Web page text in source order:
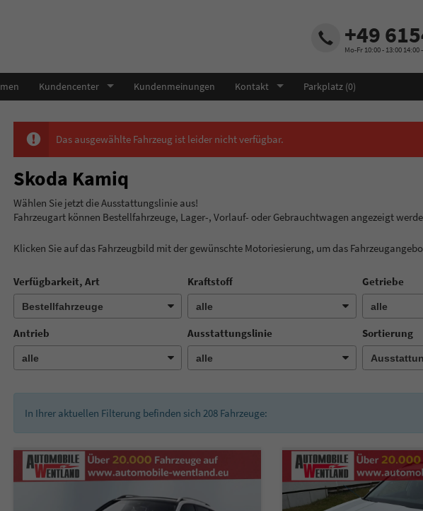
+49
Mo-Fr 10:00 - 13:00
Kundencenter Kundenmeinungen Kontakt Parkplatz (0)
Das ausgewählte Fahrzeug ist leider nicht verfügbar.
Skoda Kamiq
Wählen Sie jetzt die Ausstattungslinie
Fahrzeugart können Bestellfahrzeuge, Lager-, Vorlauf- oder Gebrauchtwagen angezeigt
Klicken Sie auf das Fahrzeugbild mit der gewünschte Motoriesierung, um das
Verfügbarkeit, Art Kraftstoff Getriebe
Antrieb Ausstattungslinie Sortierung
In Ihrer aktuellen Filterung befinden sich 208Fahrzeuge: